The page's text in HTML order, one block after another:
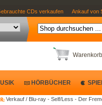
CDs verkaufen Ankauf von
Warenkorb
Verkauf / Blu-ray - Self/Less - Der
HÖRBÜCHER